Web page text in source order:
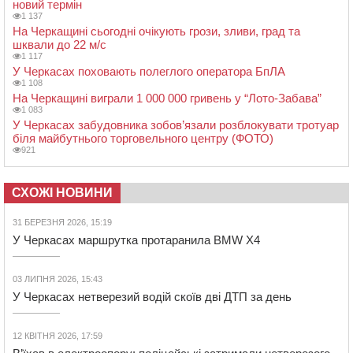
новий термін
1 137
На Черкащині сьогодні очікують грози, зливи, град та
шквали до 22 м/с
1 117
У Черкасах поховають полеглого оператора БпЛА
1 108
На Черкащині виграли 1 000 000 гривень у “Лото-Забава”
1 083
У Черкасах забудовника зобов’язали розблокувати тротуар
біля майбутнього торговельного центру (ФОТО)
921
СХОЖІ НОВИНИ
31 БЕРЕЗНЯ 2026, 15:19
У Черкасах маршрутка протаранила BMW X4
03 ЛИПНЯ 2026, 15:43
У Черкасах нетверезий водій скоїв дві ДТП за день
12 КВІТНЯ 2026, 17:59